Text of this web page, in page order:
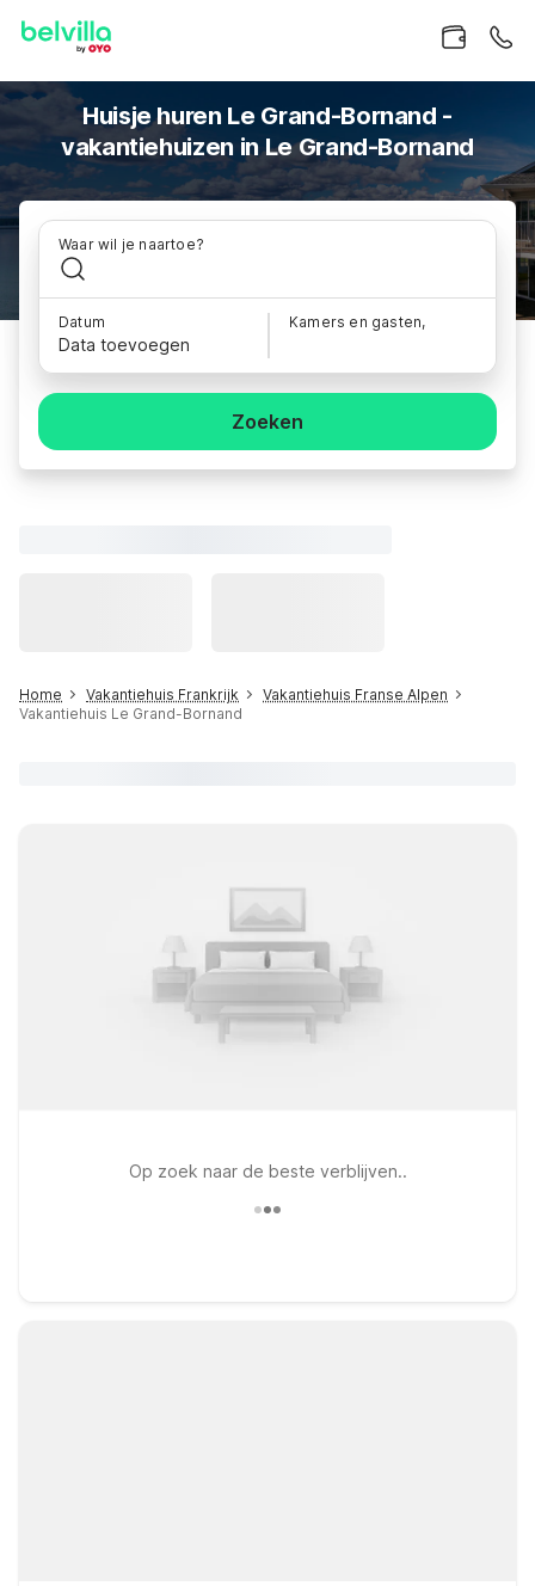
Huisje huren Le Grand-Bornand -
vakantiehuizen in Le Grand-Bornand
Waar wil je naartoe?
Datum
Data toevoegen
Kamers en gasten,
Zoeken
Home Vakantiehuis Frankrijk
Vakantiehuis Franse Alpen
Vakantiehuis Le Grand-Bornand
Op zoek naar de beste verblijven..